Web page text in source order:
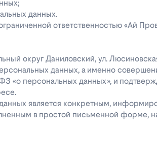
данных.
ответственностью «Ай
округ Даниловский, ул.
данных, а именно
«о персональных данных», и
является конкретным,
в простой письменной форме,